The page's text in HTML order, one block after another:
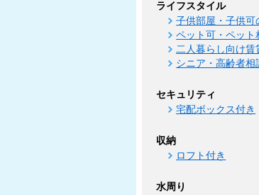
ライフスタイル
子供部屋・子供可
ペット可・ペッ
二人暮らし向け賃
シニア・高齢者
セキュリティ
宅配ボックス付き
収納
ロフト付き
水周り